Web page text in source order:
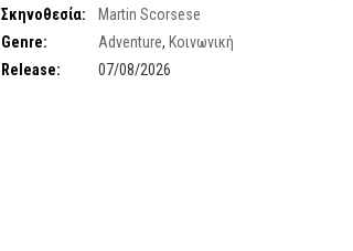
Cardinal,John Lithgow
Σκηνοθεσία:
Martin Scorsese
Genre:
Adventure, Κοινωνική
Release:
07/08/2026